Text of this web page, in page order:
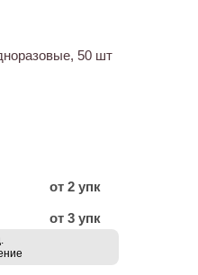
50 шт
от 2 упк
от 3 упк